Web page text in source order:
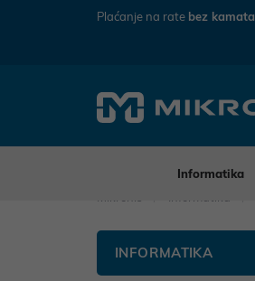
Plaćanje na rate bez kamata
Informatika
INFORMATIKA